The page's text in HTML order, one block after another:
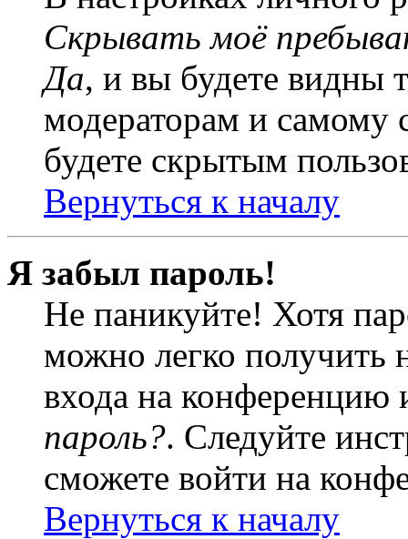
Скрывать моё
Да, и вы будете видны
модераторам и самому
будете скрытым
Вернуться к началу
Я забыл пароль!
Не паникуйте! Хотя
можно легко получить
входа на
пароль?. Следуйте
сможете войти на
Вернуться к началу